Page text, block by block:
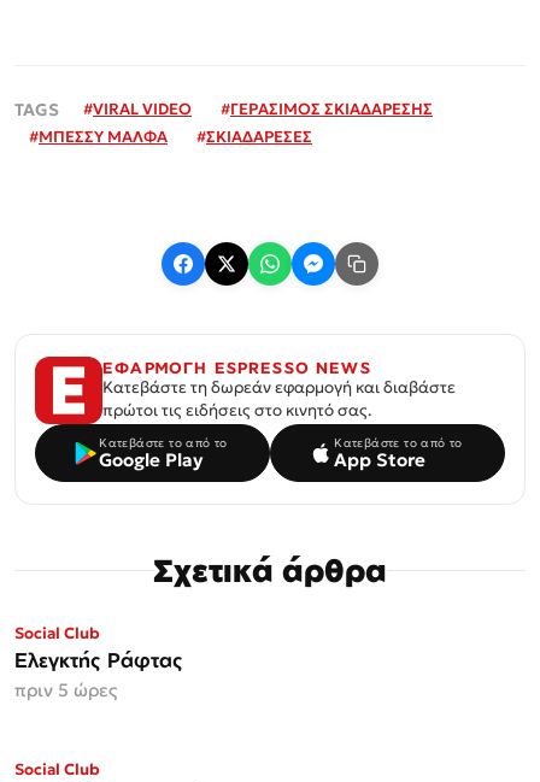
#VIRAL VIDEO #ΓΕΡΑΣΙΜΟΣ ΣΚΙΑΔΑΡΕΣΗΣ
#ΜΠΕΣΣΥ ΜΑΛΦΑ #ΣΚΙΑΔΑΡΕΣΕΣ
ΕΦΑΡΜΟΓΗ ESPRESSO NEWS
Κατεβάστε τη δωρεάν εφαρμογή και διαβάστε
πρώτοι τις ειδήσεις στο κινητό σας.
Κατεβάστε το από το
Google Play
Κατεβάστε το από το
App Store
Σχετικά άρθρα
Social Club
Ελεγκτής Ράφτας
πριν 5 ώρες
Social Club